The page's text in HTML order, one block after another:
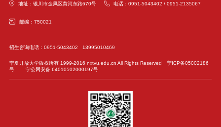
地址：银川市金凤区黄河东路670号 电话：0951-5043402 / 0951-2135067
邮编：750021
招生咨询电话：0951-5043402 13995010469
宁夏开放大学版权所有 1999-2016 nxtvu.edu.cn All Rights Reserved宁ICP备05002186
号
宁公网安备 64010502000197号